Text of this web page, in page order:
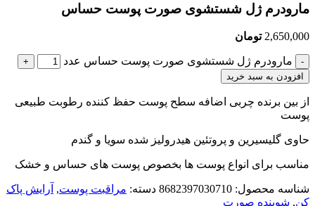
مارودرم ژل شستشوی صورت پوست حساس
2,650,000 تومان
مارودرم ژل شستشوی صورت پوست حساس عدد
افزودن به سبد خرید
از بین برنده چربی اضافه سطح پوست حفظ کننده رطوبت طبیعی
پوست
حاوی گلیسیرین و پروتئین هیدرولیز شده سویا و گندم
مناسب برای انواع پوست ها بخصوص پوست های حساس و خشک
شناسه محصول: 8682397030710 دسته: مراقبت پوست, آرایش پاک
کن, شوینده صورت